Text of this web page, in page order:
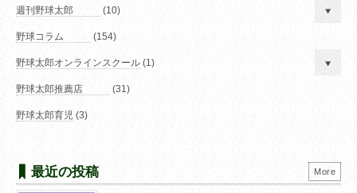
週刊野球太郎 (10)
野球コラム (154)
野球太郎オンラインスクール (1)
野球太郎推薦店 (31)
野球太郎育児 (3)
最近の投稿 More